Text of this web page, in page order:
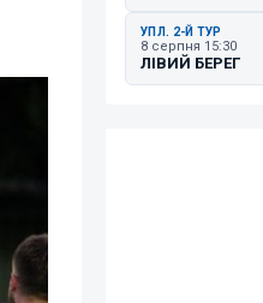
УПЛ. 2-Й ТУР
8 серпня 15:30
ЛІВИЙ БЕРЕГ